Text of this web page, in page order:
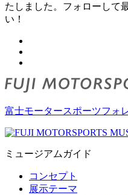
たしました。フォローして
い！
富士モータースポーツフォ
ミュージアムガイド
コンセプト
展示テーマ